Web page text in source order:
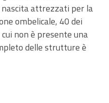
attrezzati per la
ombelicale, 40 dei
non è presente una
delle strutture è